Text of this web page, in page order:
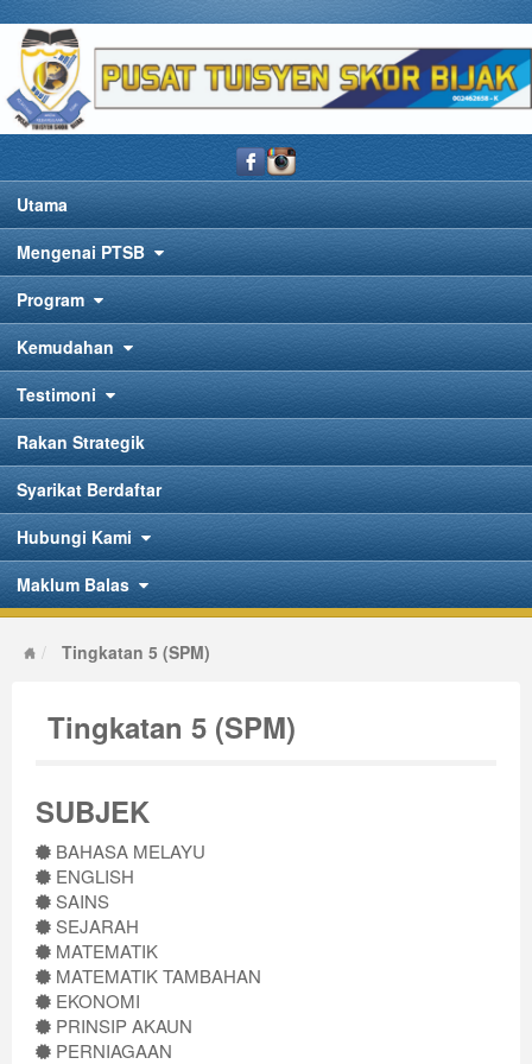
Utama
Mengenai PTSB
Program
Kemudahan
Testimoni
Rakan Strategik
Syarikat Berdaftar
Hubungi Kami
Maklum Balas
Tingkatan 5 (SPM)
Tingkatan 5 (SPM)
SUBJEK
BAHASA MELAYU
ENGLISH
SAINS
SEJARAH
MATEMATIK
MATEMATIK TAMBAHAN
EKONOMI
PRINSIP AKAUN
PERNIAGAAN